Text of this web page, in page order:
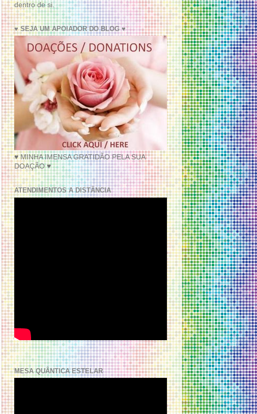
dentro de si.
♥ SEJA UM APOIADOR DO BLOG ♥
♥ MINHA IMENSA GRATIDÃO PELA SUA
DOAÇÃO ♥
ATENDIMENTOS A DISTÂNCIA
MESA QUÂNTICA ESTELAR